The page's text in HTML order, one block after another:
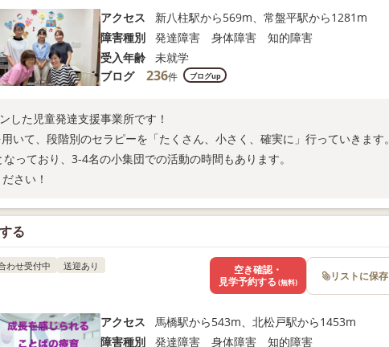
アクセス
新八柱駅から569m、常盤平駅から1281m
障害種別
発達障害 身体障害 知的障害
受入年齢
未就学
ブログ
236件 ブログup
した児童発達支援事業所です！
いて、段階別のセラピーを「たくさん、小さく、確実に」行っていきます。
っており、3-4名の小集団での活動の時間もあります。
さい！
る
わせ受付中 送迎あり
アクセス
馬橋駅から543m、北松戸駅から1453m
障害種別
発達障害 身体障害 知的障害
空き確認・
見学予約する (無料) リストに保存